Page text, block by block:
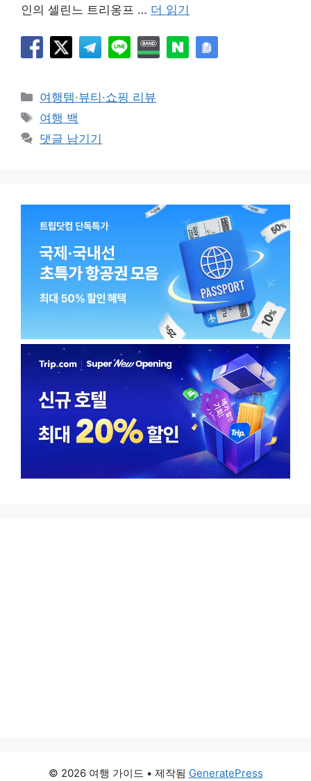
인의 셀린느 트리옹프 … 더 읽기
카
테
리
여행템·뷰티·쇼핑 리뷰
태
그
여행 백
댓글 남기기
© 2026 여행 가이드 • 제작됨 GeneratePress